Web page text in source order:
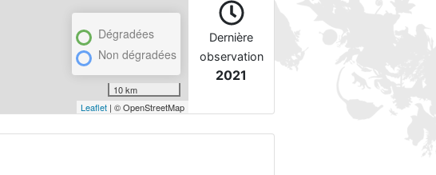
Dégradées
Non dégradées
10 km
Leaflet| © OpenStreetMap
Dernière
observation
2021